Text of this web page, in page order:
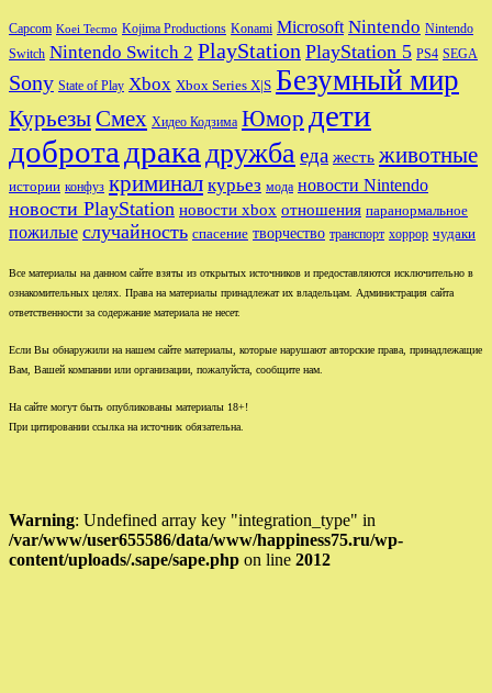
Capcom Koei Tecmo Kojima Productions Konami Microsoft Nintendo Nintendo
Switch Nintendo Switch 2 PlayStation PlayStation 5 PS4 SEGA
Sony State of Play Xbox Xbox Series X|S Безумный мир
КурьезыСмех Хидео Кодзима Юмор дети
добротадракадружбаеда жесть животные
истории конфуз криминал курьез мода новости Nintendo
новости PlayStation новости xbox отношения паранормальное
пожилые случайность спасение творчество транспорт хоррор чудаки
Все материалы на данном сайте взяты из открытых источников и предоставляются исключительно в
ознакомительных целях. Права на материалы принадлежат их владельцам. Администрация сайта
ответственности за содержание материала не несет.
Если Вы обнаружили на нашем сайте материалы, которые нарушают авторские права, принадлежащие
Вам, Вашей компании или организации, пожалуйста, сообщите нам.
На сайте могут быть опубликованы материалы 18+!
При цитировании ссылка на источник обязательна.
Warning: Undefined array key "integration_type" in
/var/www/user655586/data/www/happiness75.ru/wp-
content/uploads/.sape/sape.php on line 2012